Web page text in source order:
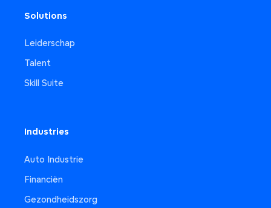
Solutions
Leiderschap
Talent
Skill Suite
Industries
Auto Industrie
Financiën
Gezondheidszorg